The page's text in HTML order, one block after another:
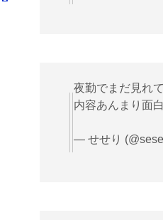
夜勤でまだ見れ
内容あんまり面
— せせり